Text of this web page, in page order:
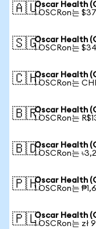
🇦🇺Oscar Health
1 OSCRon는
🇸🇬Oscar Health
1 OSCRon는
🇨🇭Oscar Health
1 OSCRon는
🇧🇷Oscar Health
1 OSCRon는
🇧🇩Oscar Health
1 OSCRon는
🇵🇭Oscar Health
1 OSCRon는
🇵🇱Oscar Health
1 OSCRon는 zł